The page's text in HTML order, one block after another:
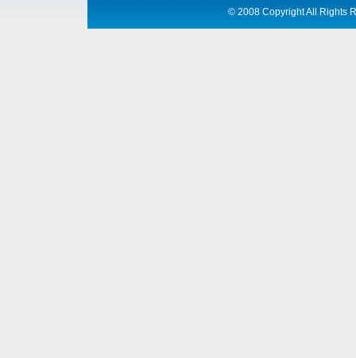
©2008 Copyright All Rights